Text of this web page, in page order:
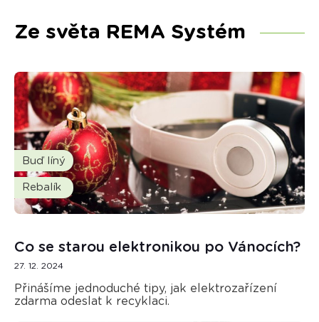
Ze světa REMA Systém
Buď líný
Rebalík
Co se starou elektronikou po Vánocích?
27. 12. 2024
Přinášíme jednoduché tipy, jak elektrozařízení
zdarma odeslat k recyklaci.